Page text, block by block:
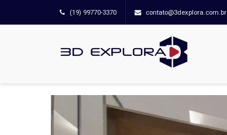
(19) 99770-3370 contato@3dexplora.com.br